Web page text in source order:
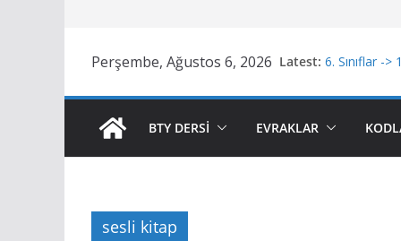
Perşembe, Ağustos 6, 2026 Latest: 6. Sınıflar -
Yapay Zeka
Seçmeli
BTY DERSİ EVRAKLAR
sesli kitap